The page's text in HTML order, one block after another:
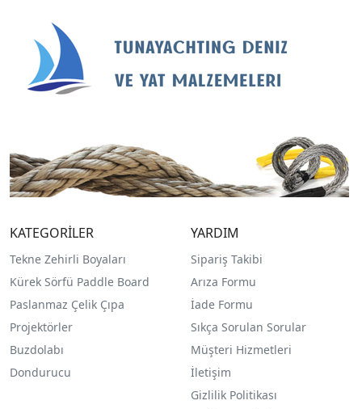
KATEGORİLER
Tekne Zehirli Boyaları
Kürek Sörfü Paddle Board
Paslanmaz Çelik Çıpa
Projektörler
Buzdolabı
Dondurucu
YARDIM
Sipariş Takibi
Arıza Formu
İade Formu
Sıkça Sorulan Sorular
Müşteri Hizmetleri
İletişim
Gizlilik Politikası